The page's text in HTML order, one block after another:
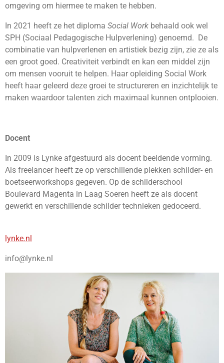
omgeving om hiermee te maken te hebben.
In 2021 heeft ze het diploma Social Work behaald ook wel
SPH (Sociaal Pedagogische Hulpverlening) genoemd. De
combinatie van hulpverlenen en artistiek bezig zijn, zie ze als
een groot goed. Creativiteit verbindt en kan een middel zijn
om mensen vooruit te helpen. Haar opleiding Social Work
heeft haar geleerd deze groei te structureren en inzichtelijk te
maken waardoor talenten zich maximaal kunnen ontplooien.
Docent
In 2009 is Lynke afgestuurd als docent beeldende vorming.
Als freelancer heeft ze op verschillende plekken schilder- en
boetseerworkshops gegeven. Op de schilderschool
Boulevard Magenta in Laag Soeren heeft ze als docent
gewerkt en verschillende schilder technieken gedoceerd.
lynke.nl
info@lynke.nl